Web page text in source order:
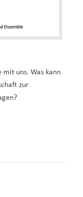
mit uns. Was kann
zur